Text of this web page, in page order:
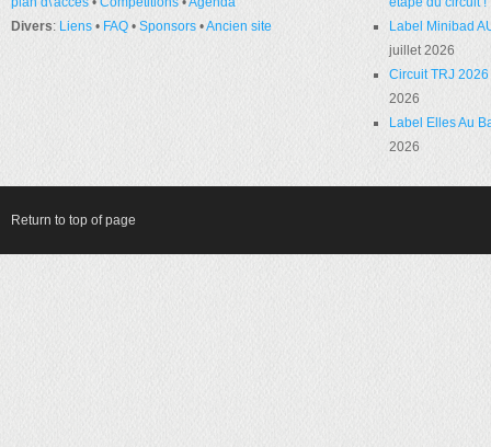
Divers: Liens • FAQ • Sponsors •Ancien site
Label Minibad
juillet 2026
Circuit TRJ
2026
Label Elles Au
2026
Return to top of page